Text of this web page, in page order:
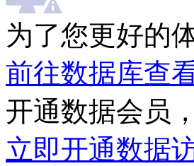
为了您更好的
前往数据库查
开通数据会员
立即开通数据